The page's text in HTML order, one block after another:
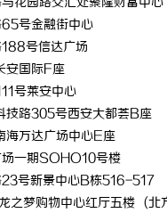
花园路交汇处聚隆财富中心
号金融街中心
号信达广场
安国际F座
号莱安中心
技路305号西安大都荟B座
海万达广场中心E座
一期SOHO10号楼
23号新景中心B栋516-517
之梦购物中心红厅五楼 (